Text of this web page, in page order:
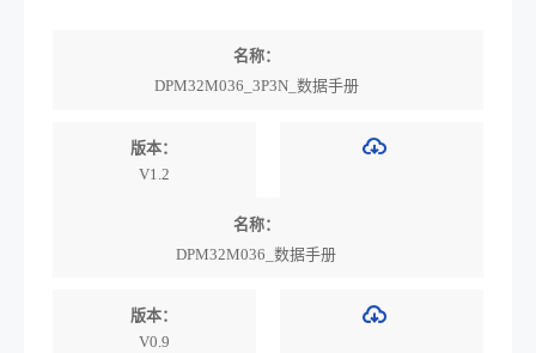
名称：
DPM32M036_3P3N_数据手册
版本：
V1.2
名称：
DPM32M036_数据手册
版本：
V0.9